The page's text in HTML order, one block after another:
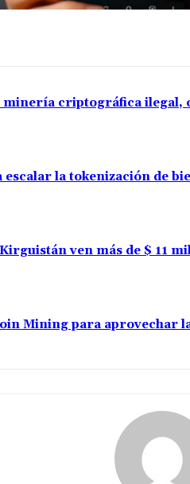
criptográfica ilegal,
la tokenización de
ven más de $ 11
Mining para aprovechar